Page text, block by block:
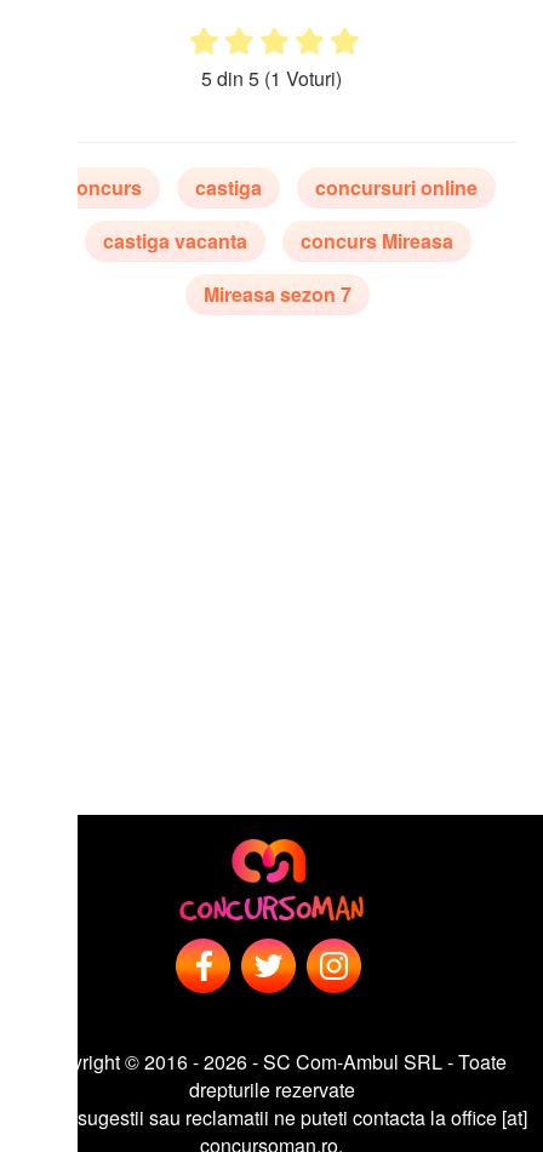
(1 Voturi)
castiga
concursuri online
castiga vacanta
concurs Mireasa
Mireasa sezon 7
© 2016 - 2026 - SC Com-Ambul SRL - Toate
drepturile rezervate
sau reclamatii ne puteti contacta la office [at]
concursoman.ro.